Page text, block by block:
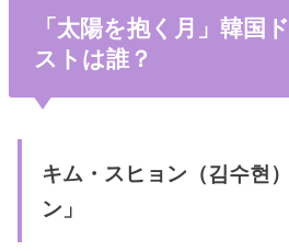
「太陽を抱く月」韓国
ストは誰？
キム・スヒョン（김수현
ン」